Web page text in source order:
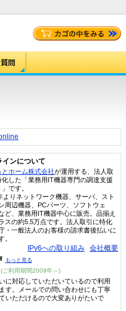
ンについて
とホーム株式会社が運用する、法人取
化した「業務用IT機器専門の調達支援
です。
よりネットワーク機器、サーバ、スト
周辺機器、PCパーツ、ソフトウェ
ど、業務用IT機器中心に販売。品揃え
スの約5.5万点です。法人取引に特化
・一般法人のお客様の請求書後払いに
。
IPv6への取り組み 会社概要
もっと見る
(ご利用期間2009年～)
に対応していただいているので利用
す。メールでの問い合わせにも丁寧
いただけるので大変ありがたいで